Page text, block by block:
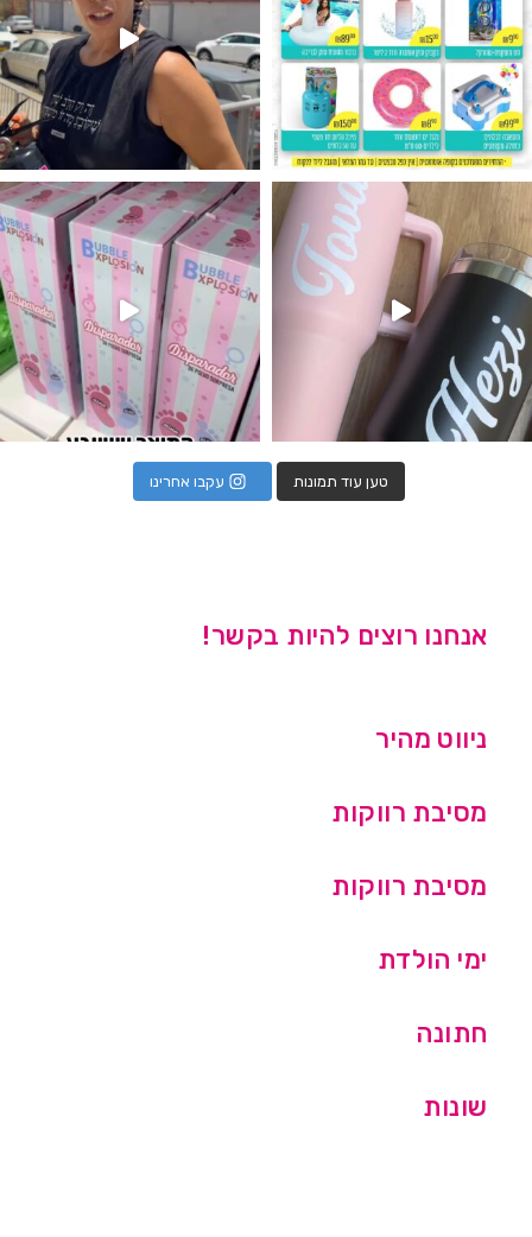
מטף לגילוי מין העובר חזר למלא
טען עוד תמונות עקבו אחרינו
אנחנו רוצים להיות בקשר!
ניווט מהיר
מסיבת רווקות
מסיבת רווקות
ימי הולדת
חתונה
שונות